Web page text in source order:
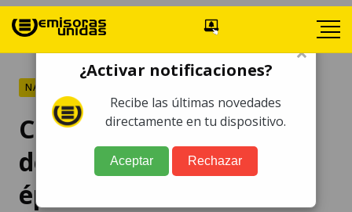
NACIONALES
CGAB reporta aumento
del contrabando por
época de fin de año
×
¿Activar notificaciones?
Recibe las últimas novedades
directamente en tu dispositivo.
Aceptar Rechazar